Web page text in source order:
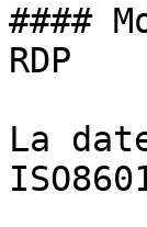
####
RDP
La